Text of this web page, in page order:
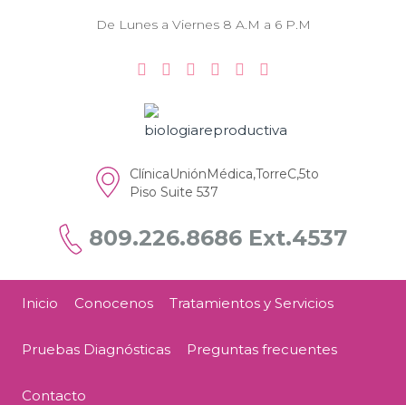
De Lunes a Viernes 8 A.M a 6 P.M
ClínicaUniónMédica,TorreC,5to
Piso Suite 537
809.226.8686 Ext.4537
Inicio Conocenos Tratamientos y Servicios
Pruebas Diagnósticas Preguntas frecuentes
Contacto